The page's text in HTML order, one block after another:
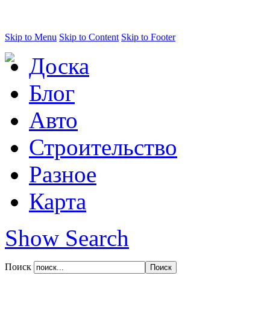
Skip to Menu Skip to Content Skip to Footer
Доска
Блог
Авто
Строительство
Разное
Карта
Show Search
Поиск